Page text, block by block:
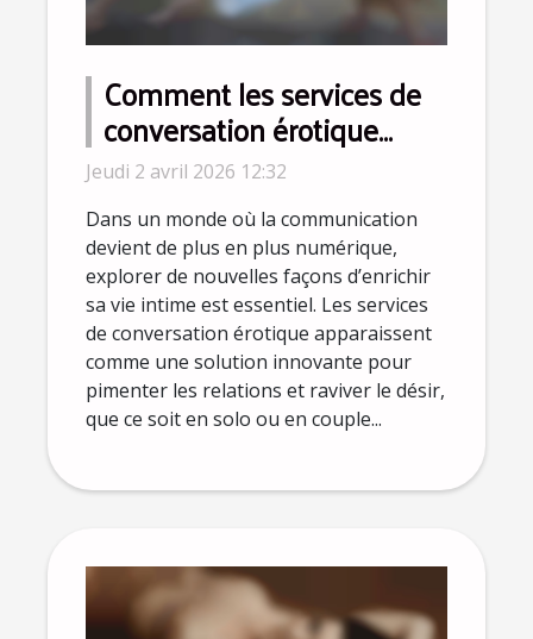
Comment les services de
conversation érotique
peuvent enrichir la vie
intime ?
Jeudi 2 avril 2026 12:32
Dans un monde où la communication
devient de plus en plus numérique,
explorer de nouvelles façons d’enrichir
sa vie intime est essentiel. Les services
de conversation érotique apparaissent
comme une solution innovante pour
pimenter les relations et raviver le désir,
que ce soit en solo ou en couple...